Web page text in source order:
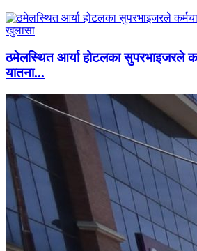
ठमेलस्थित आर्या होटलका सुपरभाइजरले
यातना...